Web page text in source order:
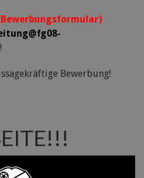
Bewerbung!